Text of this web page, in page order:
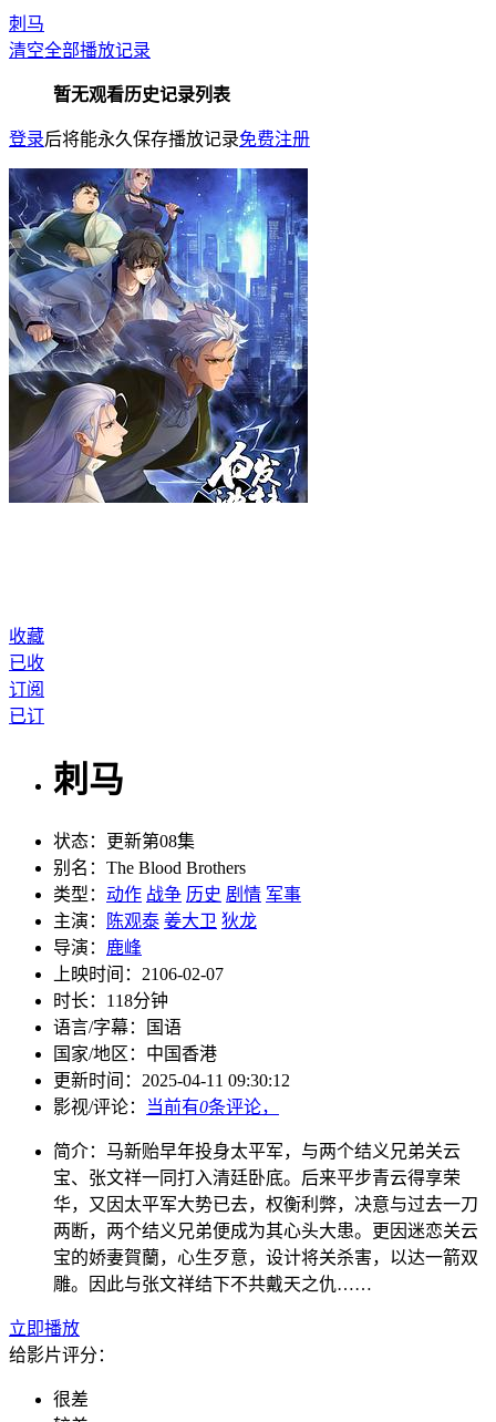
刺马
清空全部播放记录
暂无观看历史记录列表
登录后将能永久保存播放记录免费注册
收藏
已收
订阅
已订
刺马
状态：
更新第08集
别名： The Blood Brothers
类型： 动作 战争 历史 剧情 军事
主演：
陈观泰 姜大卫 狄龙
导演： 鹿峰
上映时间： 2106-02-07
时长： 118分钟
语言/字幕：
国语
国家/地区： 中国香港
更新时间： 2025-04-11 09:30:12
影视/评论：
当前有0条评论，
简介： 马新贻早年投身太平军，与两个结义兄弟关云
宝、张文祥一同打入清廷卧底。后来平步青云得享荣
华，又因太平军大势已去，权衡利弊，决意与过去一刀
两断，两个结义兄弟便成为其心头大患。更因迷恋关云
宝的娇妻賀蘭，心生歹意，设计将关杀害，以达一箭双
雕。因此与张文祥结下不共戴天之仇……
立即播放
给影片评分：
很差